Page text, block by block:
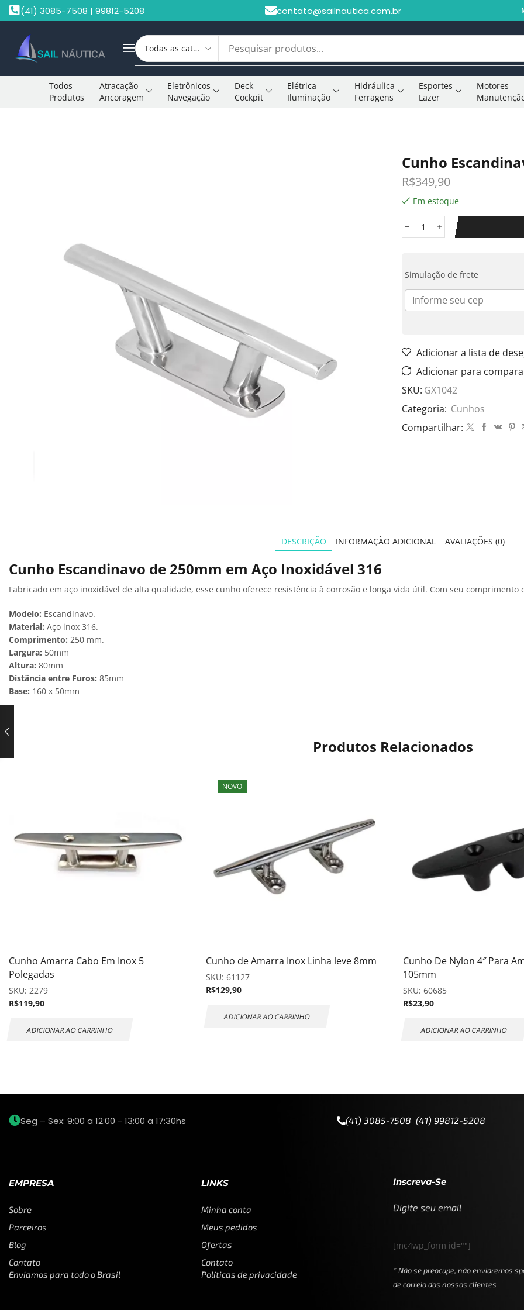
(41) 3085-7508 | 99812-5208 contato@sailnautica.com.br
Todos
Produtos
Atracação
Ancoragem
Eletrônicos
Navegação
Deck
Cockpit
Elétrica
Iluminação
Hidráulica
Ferragens
Esportes
Lazer
Motores
Cunho
R$349,90
Em estoque
Simulação de frete
Adicionar a lista de
Adicionar para
SKU: GX1042
Categoria: Cunhos
Compartilhar:
DESCRIÇÃO INFORMAÇÃO ADICIONAL AVALIAÇÕES (0)
Cunho Escandinavo de 250mm em Aço Inoxidável 316
Fabricado em aço inoxidável de alta qualidade, esse cunho oferece resistência à corrosão e longa vida útil. Com seu
Modelo: Escandinavo.
Material: Aço inox 316.
Comprimento: 250 mm.
Largura: 50mm
Altura: 80mm
Distância entre Furos: 85mm
Base: 160 x 50mm
Produtos Relacionados
Cunho Amarra Cabo Em Inox 5
Polegadas
SKU: 2279
R$119,90
ADICIONAR AO CARRINHO
NOVO
Cunho de Amarra Inox Linha leve 8mm
SKU: 61127
R$129,90
ADICIONAR AO CARRINHO
Cunho De Nylon 4″ Para
105mm
SKU: 60685
R$23,90
ADICIONAR AO CARRINHO
Seg – Sex: 9:00 a 12:00 - 13:00 a 17:30hs (41) 3085-7508 (41) 99812-5208
EMPRESA
Sobre
Parceiros
Blog
Contato
Enviamos para todo o Brasil
LINKS
Minha conta
Meus pedidos
Ofertas
Contato
Políticas de privacidade
Inscreva-Se
Digite seu email
[mc4wp_form id=""]
* Não se preocupe, não enviaremos
de correio dos nossos clientes